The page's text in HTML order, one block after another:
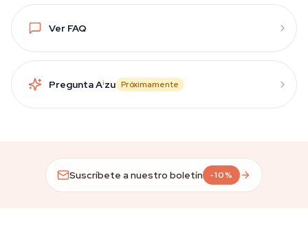
Ver FAQ
Pregunta Aizu Próximamente
Suscríbete a nuestro boletín -10%